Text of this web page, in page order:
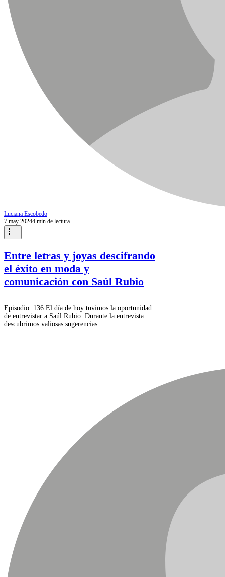
Luciana Escobedo
7 may 20244 min de lectura
Entre letras y joyas descifrando
el éxito en moda y
comunicación con Saúl Rubio
Episodio: 136 El día de hoy tuvimos la oportunidad
de entrevistar a Saúl Rubio. Durante la entrevista
descubrimos valiosas sugerencias...